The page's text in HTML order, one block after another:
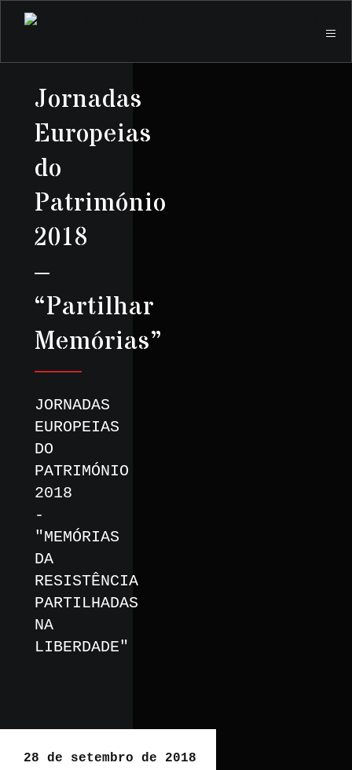
Jornadas
Europeias
do
Património
2018
–
“Partilhar
Memórias”
JORNADAS
EUROPEIAS
DO
PATRIMÓNIO
2018
-
"MEMÓRIAS
DA
RESISTÊNCIA
PARTILHADAS
NA
LIBERDADE"
28 de setembro de 2018